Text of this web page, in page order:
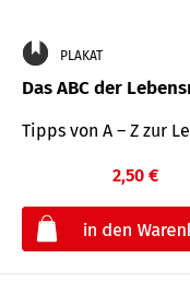
PLAKAT
Das ABC der
Tipps von A – Z zur
2,50 €